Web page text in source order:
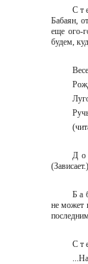
С т
Бабаян,
еще ого-
будем,
Д о
(Зависает.)
Б а
не может
С т